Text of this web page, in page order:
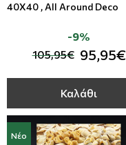
40Χ40 , All Around Deco
105,95€ 95,95€
-9%
Καλάθι
Νέο